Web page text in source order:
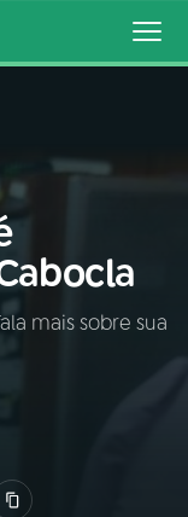
mais sobre sua